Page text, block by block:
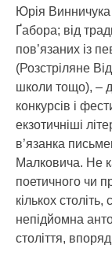
Юрія
Ґабора; від
пов’язаних із
(Розстріляне
школи тощо), –
конкурсів і
екзотичніші
в’язанка
Малковича. Не
поетичного чи
кількох
непідйомна
століття,